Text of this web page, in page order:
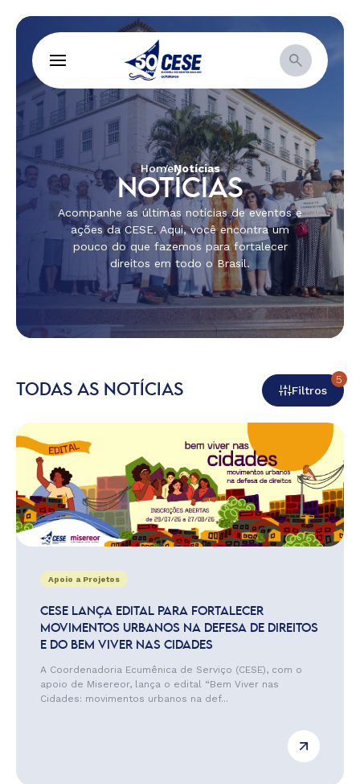
HomeNotícias
NOTÍCIAS
Acompanhe as últimas notícias de eventos e
ações da CESE. Aqui, você encontra um
pouco do que fazemos para fortalecer
direitos em todo o Brasil.
TODAS AS NOTÍCIAS Filtros
5
Apoio a Projetos
CESE LANÇA EDITAL PARA FORTALECER
MOVIMENTOS URBANOS NA DEFESA DE DIREITOS
E DO BEM VIVER NAS CIDADES
A Coordenadoria Ecumênica de Serviço (CESE), com o
apoio de Misereor, lança o edital “Bem Viver nas
Cidades: movimentos urbanos na def...